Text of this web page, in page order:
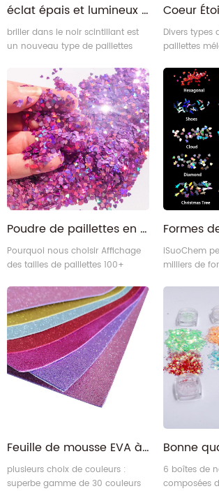
éclat épais et lumineux mélangé à longue durée d'action dans les paillettes sombres
briller dans le noir scintillant est
un nouveau type de paillettes
respectueuses de l'environnement
avec les caractères non toxiques ,
inoffensifs , non radioactifs .
Divers types
paillettes
de paillettes
paillettes
poudre de
arc-en-ciel,
paillettes
Nous
types
en
Poudre de paillettes en forme de coeur violet
Pourquoi nous choisir Affichage
des tailles de paillettes 100+
flux de production assurance
qualité certifications
iSuoChem
milliers de
également
nouveaux
fonction des
clients.
Feuille de mousse EVA à paillettes colorées auto-adhésives pour l'artisanat de bricolage
plusieurs choix de couleurs :
superbe gamme de 30 couleurs
6 boîtes de
composées